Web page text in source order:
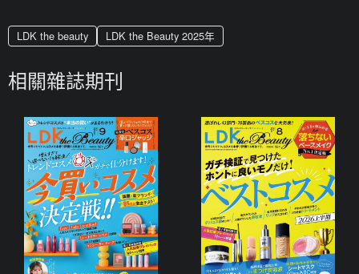
LDK the beauty LDK the Beauty 2025年
相關雜誌期刊